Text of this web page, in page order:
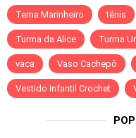
Tema Marinheiro tênis
Turma da Alice Turma
vaca Vaso Cachepô
Vestido Infantil Crochet